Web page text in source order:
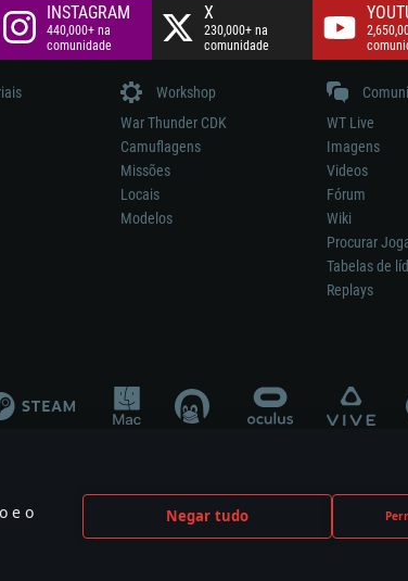
e o
Negar tudo
INSTAGRAM
440,000+ na
comunidade
X
230,000+ na
comunidade
Workshop
War Thunder CDK
Camuflagens
Missões
Locais
Modelos
WT Live
Imagens
Videos
Fórum
Wiki
Procurar
Tabelas de
Replays
no desenvolvimento, patrocínio ou aval do respetivo
of their respective owners.